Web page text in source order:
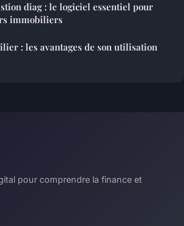
diag : le logiciel essentiel pour
immobiliers
: les avantages de son utilisation
pour comprendre la finance et